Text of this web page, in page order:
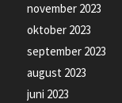
november 2023
oktober 2023
september 2023
august 2023
juni 2023